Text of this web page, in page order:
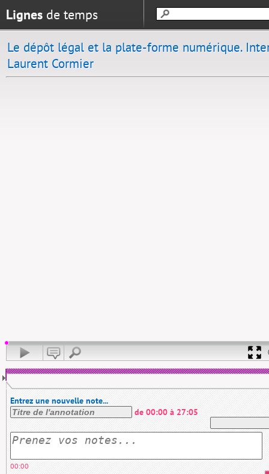
Lignes de temps
Le dépôt légal et la plate-forme numérique.
Laurent Cormier
Entrez une nouvelle note...
de 00:00 à 27:05
00:00